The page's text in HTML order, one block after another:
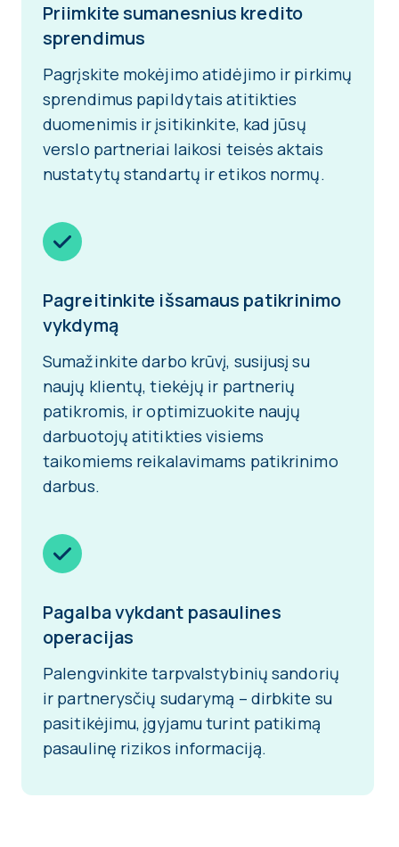
Priimkite sumanesnius kredito
sprendimus
Pagrįskite mokėjimo atidėjimo ir pirkimų
sprendimus papildytais atitikties
duomenimis ir įsitikinkite, kad jūsų
verslo partneriai laikosi teisės aktais
nustatytų standartų ir etikos normų.
Pagreitinkite išsamaus patikrinimo
vykdymą
Sumažinkite darbo krūvį, susijusį su
naujų klientų, tiekėjų ir partnerių
patikromis, ir optimizuokite naujų
darbuotojų atitikties visiems
taikomiems reikalavimams patikrinimo
darbus.
Pagalba vykdant pasaulines
operacijas
Palengvinkite tarpvalstybinių sandorių
ir partnerysčių sudarymą – dirbkite su
pasitikėjimu, įgyjamu turint patikimą
pasaulinę rizikos informaciją.